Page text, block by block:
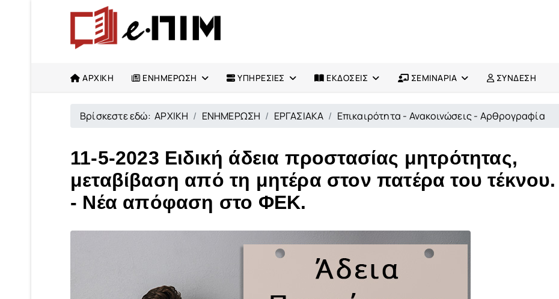
ΑΡΧΙΚΗ ΕΝΗΜΕΡΩΣΗ ΥΠΗΡΕΣΙΕΣ ΕΚΔΟΣΕΙΣ ΣΕΜΙΝΑΡΙΑ ΣΥΝΔΕΣΗ
Βρίσκεστε εδώ:ΑΡΧΙΚΗ ΕΝΗΜΕΡΩΣΗ ΕΡΓΑΣΙΑΚΑ Επικαιρότητα - Ανακοινώσεις - Αρθρογραφία
11-5-2023 Ειδική άδεια προστασίας μητρότητας,
μεταβίβαση από τη μητέρα στον πατέρα του τέκνου.
- Νέα απόφαση στο ΦΕΚ.